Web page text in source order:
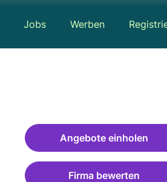
Jobs Werben
Angebote einholen
Firma bewerten